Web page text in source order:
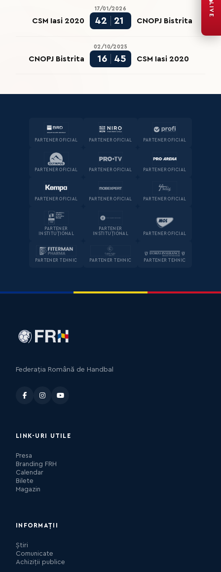
17/01/2026
CSM Iasi 2020 42 21 CNOPJ Bistrita
02/10/2025
CNOPJ Bistrita 16 45 CSM Iasi 2020
PARTENER OFICIAL PARTENER OFICIAL PARTENER OFICIAL
PARTENER OFICIAL PARTENER OFICIAL PARTENER OFICIAL
PARTENER OFICIAL PARTENER OFICIAL PARTENER OFICIAL
PARTENER
INSTITUȚIONAL
PARTENER
INSTITUȚIONAL
PARTENER OFICIAL
PARTENER TEHNIC PARTENER TEHNIC PARTENER TEHNIC
LIVE
Federația Română de Handbal
LINK-URI UTILE
Presa
Branding FRH
Calendar
Bilete
Magazin
INFORMAȚII
Știri
Comunicate
Achiziții publice